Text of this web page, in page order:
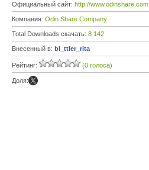
Официальный сайт: http://www.odinshare.com
Компания: Odin Share Company
Total Downloads скачать: 8 142
Внесенный в: bl_ttler_rita
Рейтинг: (0 голоса)
Доля: